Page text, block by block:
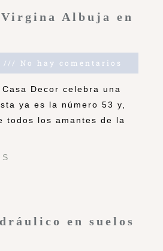
Virgina Albuja en
No hay comentarios
Decor celebra una
ya es la número 53 y,
todos los amantes de la
en suelos